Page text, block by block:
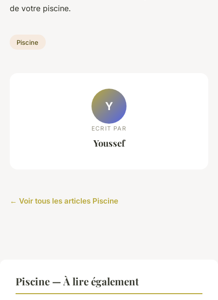
de votre piscine.
Piscine
Y
ECRIT PAR
Youssef
← Voir tous les articles Piscine
Piscine — À lire également